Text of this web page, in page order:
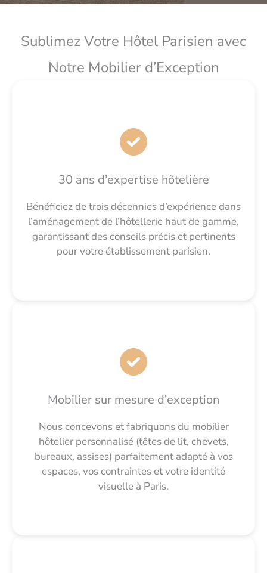
Sublimez Votre Hôtel Parisien avec
Notre Mobilier d’Exception
30 ans d’expertise hôtelière
Bénéficiez de trois décennies d’expérience dans
l’aménagement de l’hôtellerie haut de gamme,
garantissant des conseils précis et pertinents
pour votre établissement parisien.
Mobilier sur mesure d’exception
Nous concevons et fabriquons du mobilier
hôtelier personnalisé (têtes de lit, chevets,
bureaux, assises) parfaitement adapté à vos
espaces, vos contraintes et votre identité
visuelle à Paris.